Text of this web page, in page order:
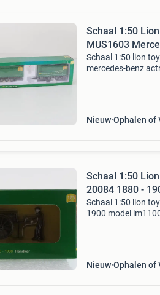
Schaal 1:50
MUS1603
Schaal 1:50 lion
mercedes-benz
Nieuw Ophalen of
Schaal 1:50 Lion
20084 1880 -
Schaal 1:50 lion
1900 model
Nieuw Ophalen of